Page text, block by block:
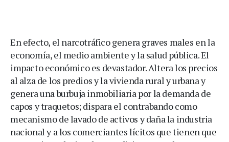
En efecto, el narcotráfico genera graves males en la
economía, el medio ambiente y la salud pública. El
impacto económico es devastador. Altera los precios
al alza de los predios y la vivienda rural y urbana y
genera una burbuja inmobiliaria por la demanda de
capos y traquetos; dispara el contrabando como
mecanismo de lavado de activos y daña la industria
nacional y a los comerciantes lícitos que tienen que